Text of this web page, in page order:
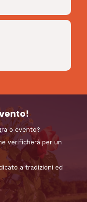
o evento?
verificherà per un
a tradizioni ed